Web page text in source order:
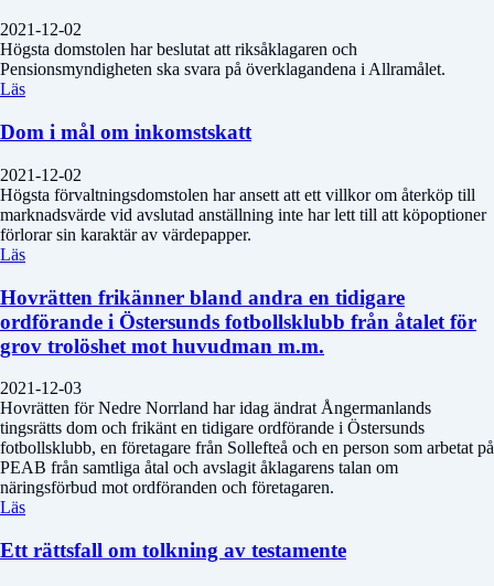
2021-12-02
Högsta domstolen har beslutat att riksåklagaren och
Pensionsmyndigheten ska svara på överklagandena i Allramålet.
Läs
Dom i mål om inkomstskatt
2021-12-02
Högsta förvaltningsdomstolen har ansett att ett villkor om återköp till
marknadsvärde vid avslutad anställning inte har lett till att köpoptioner
förlorar sin karaktär av värdepapper.
Läs
Hovrätten frikänner bland andra en tidigare
ordförande i Östersunds fotbollsklubb från åtalet för
grov trolöshet mot huvudman m.m.
2021-12-03
Hovrätten för Nedre Norrland har idag ändrat Ångermanlands
tingsrätts dom och frikänt en tidigare ordförande i Östersunds
fotbollsklubb, en företagare från Sollefteå och en person som arbetat på
PEAB från samtliga åtal och avslagit åklagarens talan om
näringsförbud mot ordföranden och företagaren.
Läs
Ett rättsfall om tolkning av testamente